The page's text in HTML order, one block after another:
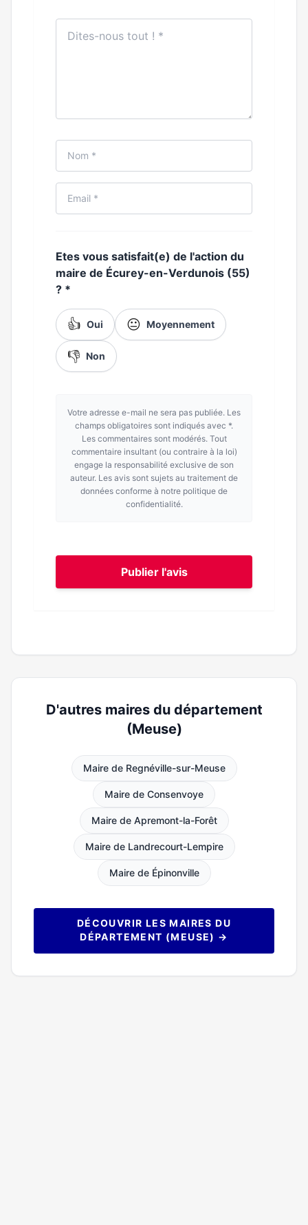
Etes vous satisfait(e) de l'action du
maire de Écurey-en-Verdunois (55)
? *
👍 Oui 😐 Moyennement
👎 Non
Votre adresse e-mail ne sera pas publiée. Les
champs obligatoires sont indiqués avec *.
Les commentaires sont modérés. Tout
commentaire insultant (ou contraire à la loi)
engage la responsabilité exclusive de son
auteur. Les avis sont sujets au traitement de
données conforme à notre politique de
confidentialité.
Publier l'avis
D'autres maires du département
(Meuse)
Maire de Regnéville-sur-Meuse
Maire de Consenvoye
Maire de Apremont-la-Forêt
Maire de Landrecourt-Lempire
Maire de Épinonville
DÉCOUVRIR LES MAIRES DU
DÉPARTEMENT (MEUSE) →